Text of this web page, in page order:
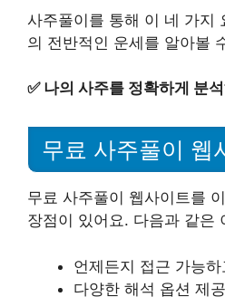
사주풀이를 통해 이 네 가지
의 전반적인 운세를 알아볼
✅ 나의 사주를 정확하게 분
무료 사주풀이 웹
무료 사주풀이 웹사이트를
장점이 있어요. 다음과 같은
언제든지 접근 가능
다양한 해석 옵션 제공